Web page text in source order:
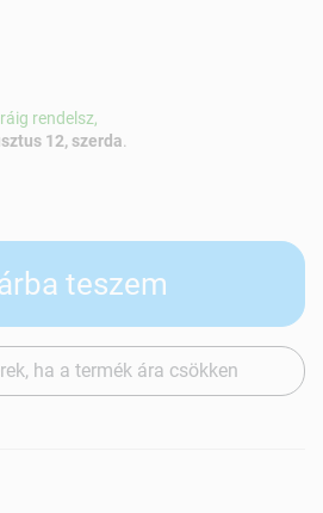
rendelsz,
12, szerda
teszem
ha a termék ára csökken